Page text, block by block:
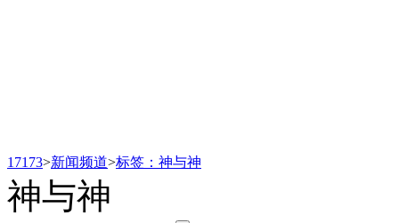
17173>新闻频道>标签：神与神
神与神